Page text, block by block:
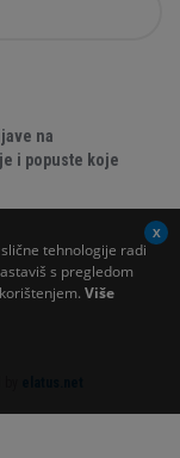
na
i popuste koje
tehnologije radi
s pregledom
Više